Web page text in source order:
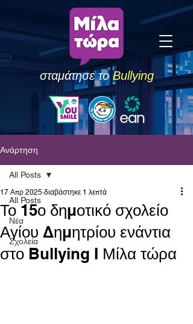
σταμάτησε τοBullying
Ανάρτηση
All Posts
Νέα
Σχολεία
All Posts
Το 15ο δημοτικό σχολείο
Αγίου Δημητρίου ενάντια
στο Bullying I Μίλα τώρα
17 Απρ 2025 διαβάστηκε 1 λεπτά